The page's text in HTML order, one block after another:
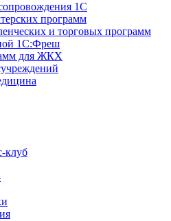
1С
программ
и торговых программ
1С:Фреш
для ЖКХ
клуб